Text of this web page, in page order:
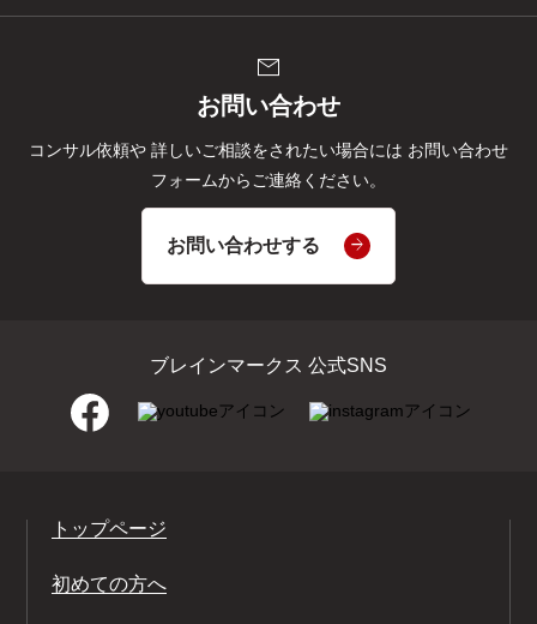
mail
お問い合わせ
コンサル依頼や 詳しいご相談をされたい場合には お問い合わせ
フォームからご連絡ください。
お問い合わせする
ブレインマークス 公式SNS
トップページ
初めての方へ